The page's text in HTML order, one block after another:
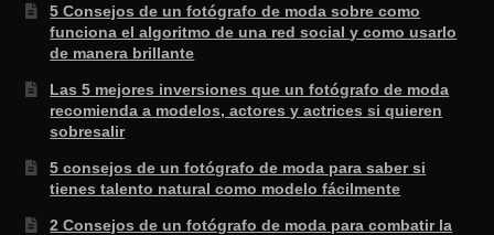
5 Consejos de un fotógrafo de moda sobre como
funciona el algoritmo de una red social y como usarlo
de manera brillante
Las 5 mejores inversiones que un fotógrafo de moda
recomienda a modelos, actores y actrices si quieren
sobresalir
5 consejos de un fotógrafo de moda para saber si
tienes talento natural como modelo fácilmente
2 Consejos de un fotógrafo de moda para combatir la